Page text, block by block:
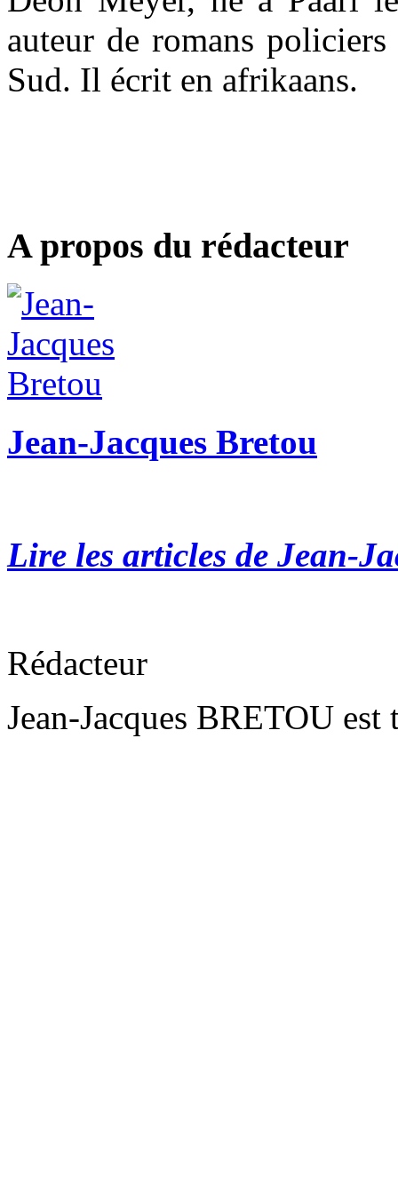
auteur de romans
Sud. Il écrit en afrikaans.
A propos du rédacteur
Jean-Jacques Bretou
Lire les articles de Jean-
Rédacteur
Jean-Jacques BRETOU est